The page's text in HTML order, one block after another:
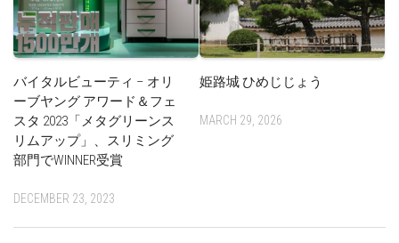
バイタルビューティ – オリ
ーブヤング アワード＆フェ
スタ 2023「メタグリーンス
リムアップ」、スリミング
部門でWINNER受賞
DECEMBER 23, 2023
姫路城 ひめじじょう
MARCH 29, 2026